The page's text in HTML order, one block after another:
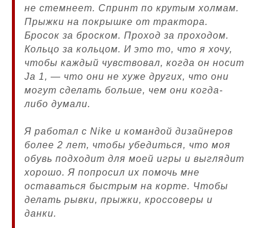
не стемнеет. Спринт по крутым холмам.
Прыжки на покрышке от трактора.
Бросок за броском. Проход за проходом.
Кольцо за кольцом. И это то, что я хочу,
чтобы каждый чувствовал, когда он носит
Ja 1, — что они не хуже других, что они
могут сделать больше, чем они когда-
либо думали.
Я работал с Nike и командой дизайнеров
более 2 лет, чтобы убедиться, что моя
обувь подходит для моей игры и выглядит
хорошо. Я попросил их помочь мне
оставаться быстрым на корте. Чтобы
делать рывки, прыжки, кроссоверы и
данки.